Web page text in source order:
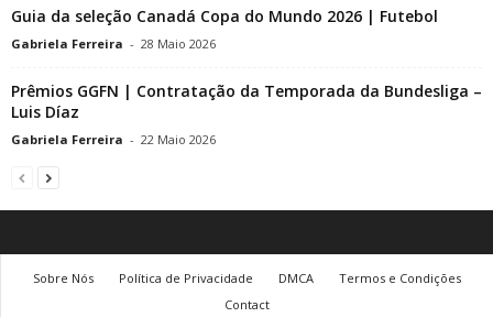
Guia da seleção Canadá Copa do Mundo 2026 | Futebol
Gabriela Ferreira - 28 Maio 2026
Prêmios GGFN | Contratação da Temporada da Bundesliga –
Luis Díaz
Gabriela Ferreira - 22 Maio 2026
Sobre Nós Política de Privacidade DMCA
Termos e Condições
Contact